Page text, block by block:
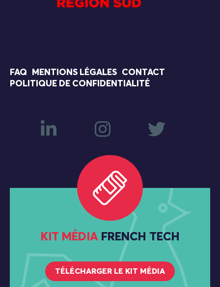
FAQ MENTIONS LÉGALES
CONTACT
POLITIQUE DE CONFIDENTIALITÉ
KIT MÉDIA FRENCH TECH
TÉLÉCHARGER LE KIT MÉDIA